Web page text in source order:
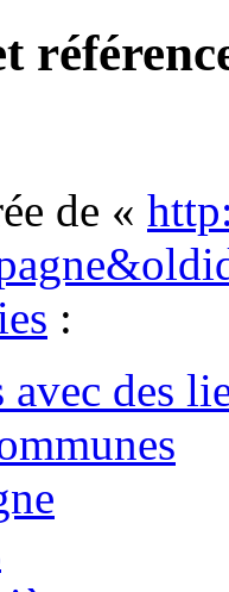
de «
:
avec des